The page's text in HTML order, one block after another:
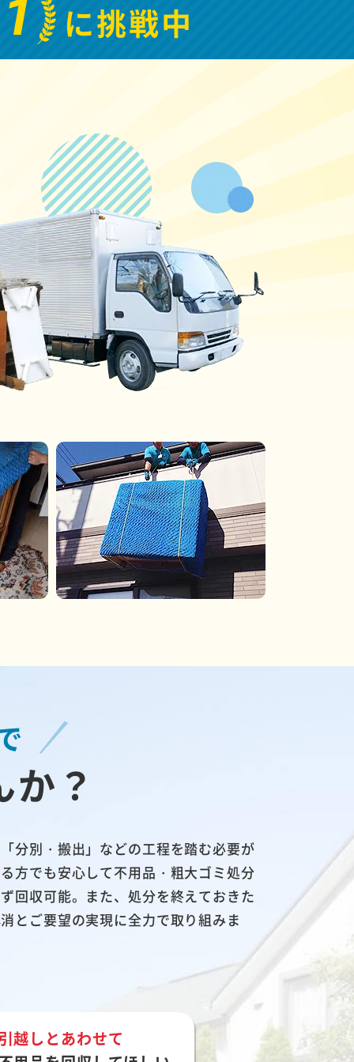
に挑戦中
？
分別・搬出」などの工程を踏む必要が
方でも安心して不用品・粗大ゴミ処分
回収可能。また、処分を終えておきた
とご要望の実現に全力で取り組みま
越しとあわせて